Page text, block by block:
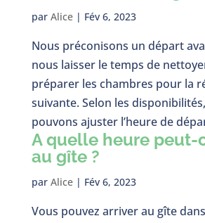
par Alice| Fév 6, 2023
Nous préconisons un départ
nous laisser le temps de
préparer les chambres pour la
suivante. Selon les
pouvons ajuster l’heure de
A quelle heure peut-
au gîte ?
par Alice| Fév 6, 2023
Vous pouvez arriver au gîte